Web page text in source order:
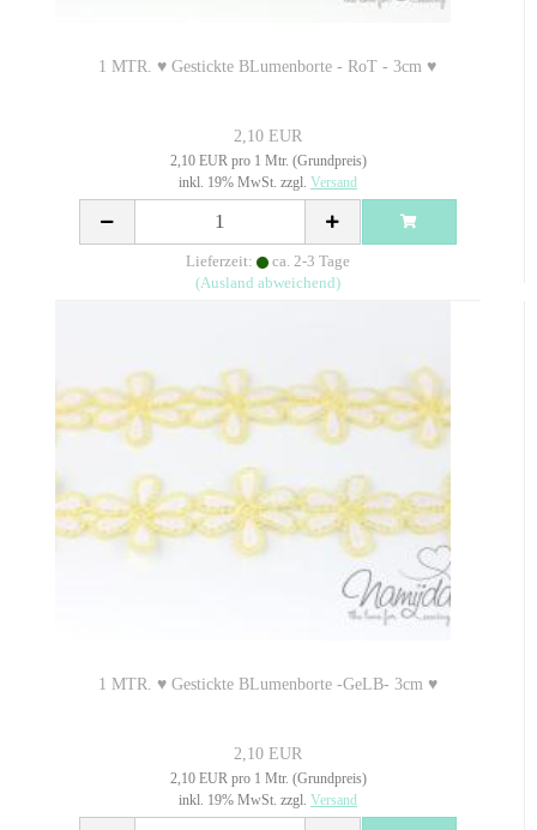
1 MTR. ♥ Gestickte BLumenborte - RoT - 3cm ♥
2,10 EUR
2,10 EUR pro 1 Mtr. (Grundpreis)
inkl. 19% MwSt. zzgl. Versand
Lieferzeit:
ca. 2-3 Tage
(Ausland abweichend)
1 MTR. ♥ Gestickte BLumenborte -GeLB- 3cm ♥
2,10 EUR
2,10 EUR pro 1 Mtr. (Grundpreis)
inkl. 19% MwSt. zzgl. Versand